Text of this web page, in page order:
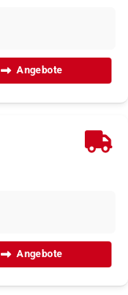
Angebote
Angebote